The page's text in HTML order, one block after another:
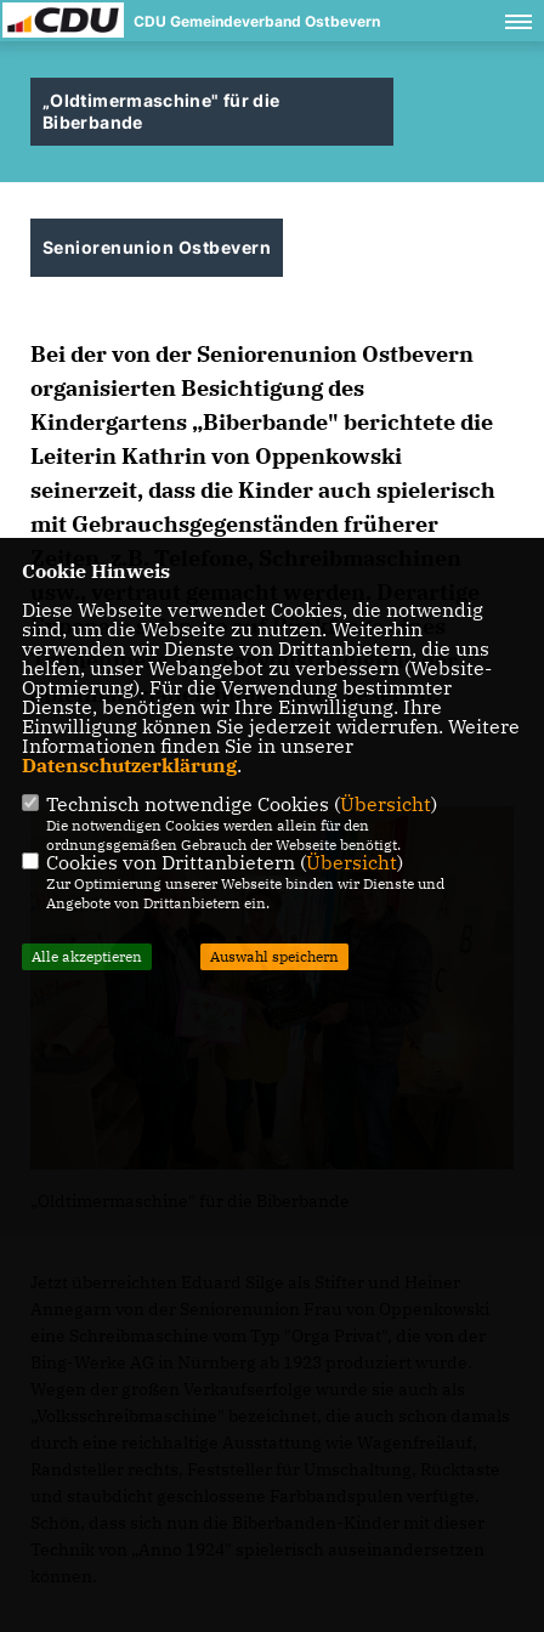
CDU Gemeindeverband Ostbevern
Oldtimermaschine" für die
Biberbande
Seniorenunion Ostbevern
Bei der von der Seniorenunion Ostbevern
organisierten Besichtigung des
Kindergartens „Biberbande" berichtete die
Leiterin Kathrin von Oppenkowski
seinerzeit, dass die Kinder auch spielerisch
mit Gebrauchsgegenständen früherer
Zeiten, z.B. Telefone, Schreibmaschinen
Exponate seien, so auf Rückfrage eines
Teilnehmers, zur Vervollständigung der
Spielmaterialien immer gern gesehen.
Cookie Hinweis
Diese Webseite verwendet Cookies, die notwendig
sind, um die Webseite zu nutzen. Weiterhin
verwenden wir Dienste von Drittanbietern, die uns
helfen, unser Webangebot zu verbessern (Website-
Optmierung). Für die Verwendung bestimmter
Dienste, benötigen wir Ihre Einwilligung. Ihre
Einwilligung können Sie jederzeit widerrufen. Weitere
Informationen finden Sie in unserer
Datenschutzerklärung.
Technisch notwendige Cookies (Übersicht)
Die notwendigen Cookies werden allein für den
ordnungsgemäßen Gebrauch der Webseite benötigt.
Cookies von Drittanbietern (Übersicht)
Zur Optimierung unserer Webseite binden wir Dienste und
Angebote von Drittanbietern ein.
Alle akzeptieren Auswahl speichern